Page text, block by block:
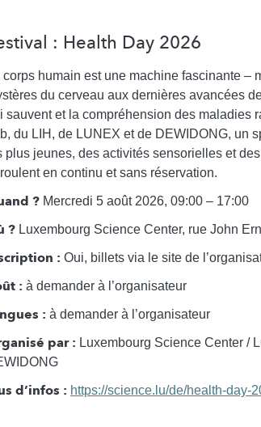
: Health Day 2026
corps humain est une machine fascinante –
du cerveau aux dernières avancées
sauvent et la compréhension des maladies
du LIH, de LUNEX et de DEWIDONG, un
plus jeunes, des activités sensorielles et
en continu et sans réservation.
? Mercredi 5 août 2026, 09:00 – 17:00
? Luxembourg Science Center, rue John
: Oui, billets via le site de
: à demander à l’organisateur
: à demander à l’organisateur
par : Luxembourg Science Center /
d’infos : https://science.lu/de/health-day-